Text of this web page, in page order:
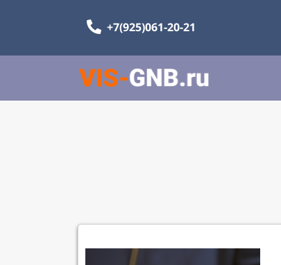
+7(925)061-20-21